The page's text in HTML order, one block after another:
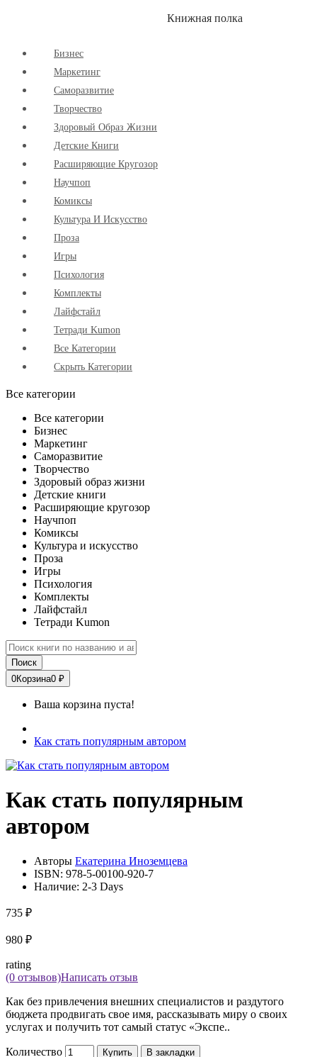
Книжная полка
Бизнес
Маркетинг
Cаморазвитие
Творчество
Здоровый Образ Жизни
Детские Книги
Расширяющие Кругозор
Научпоп
Комиксы
Культура И Искусство
Проза
Игры
Психология
Комплекты
Лайфстайл
Тетради Kumon
Все Категории
Скрыть Категории
Все категории
Все категории
Бизнес
Маркетинг
Саморазвитие
Творчество
Здоровый образ жизни
Детские книги
Расширяющие кругозор
Научпоп
Комиксы
Культура и искусство
Проза
Игры
Психология
Комплекты
Лайфстайл
Тетради Kumon
Поиск
0Корзина0 ₽
Ваша корзина пуста!
Как стать популярным автором
Как стать популярным
автором
Авторы Екатерина Иноземцева
ISBN: 978-5-00100-920-7
Наличие: 2-3 Days
735 ₽
980 ₽
rating
(0 отзывов)Написать отзыв
Как без привлечения внешних специалистов и раздутого
бюджета продвигать свое имя, рассказывать миру о своих
услугах и получить тот самый статус «Экспе..
Количество Купить В закладки